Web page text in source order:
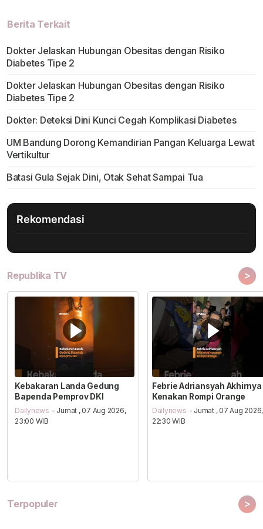
Berita Terkait
Dokter Jelaskan Hubungan Obesitas dengan Risiko
Diabetes Tipe 2
Dokter Jelaskan Hubungan Obesitas dengan Risiko
Diabetes Tipe 2
Dokter: Deteksi Dini Kunci Cegah Komplikasi Diabetes
UM Bandung Dorong Kemandirian Pangan Keluarga Lewat
Vertikultur
Batasi Gula Sejak Dini, Otak Sehat Sampai Tua
Rekomendasi
Republika TV >
Kebakaran Landa Gedung
Bapenda Pemprov DKI
Dailynews - Jumat , 07 Aug 2026,
23:00 WIB
Febrie Adriansyah Akhirnya
Kenakan Rompi Orange
Dailynews - Jumat , 07 Aug 2026,
22:30 WIB
Terpopuler >